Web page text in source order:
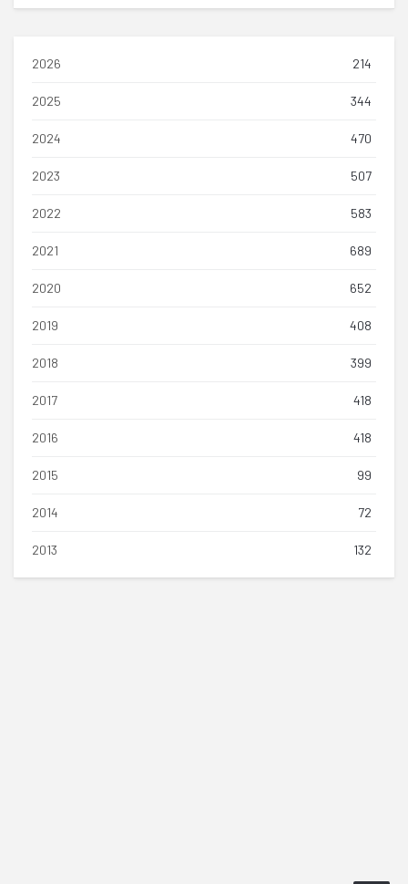
2026 214
2025 344
2024 470
2023 507
2022 583
2021 689
2020 652
2019 408
2018 399
2017 418
2016 418
2015 99
2014 72
2013 132